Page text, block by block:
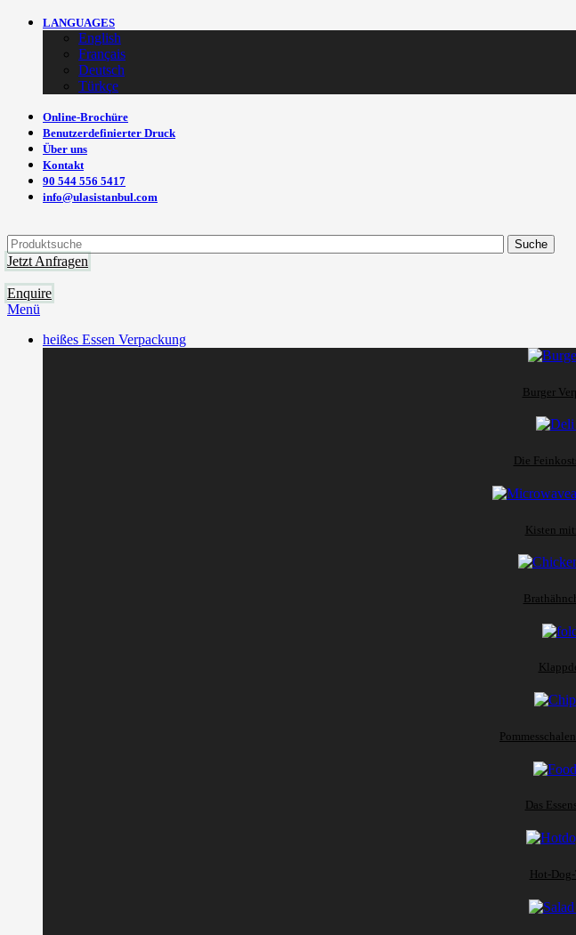
LANGUAGES
English
Français
Deutsch
Türkçe
Online-Brochüre
Benutzerdefinierter Druck
Über uns
Kontakt
90 544 556 5417
info@ulasistanbul.com
Suche
Jetzt Anfragen
Enquire
Menü
heißes Essen Verpackung
Burger
Die
Kisten
Das
Hot-